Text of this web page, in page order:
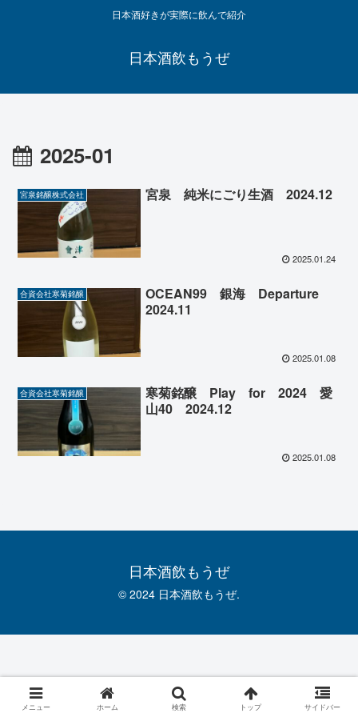
日本酒好きが実際に飲んで紹介
日本酒飲もうぜ
2025-01
宮泉銘醸株式会社 宮泉 純米にごり生酒 2024.12
2025.01.24
合資会社寒菊銘醸
OCEAN99 銀海 Departure
2024.11
2025.01.08
合資会社寒菊銘醸
寒菊銘醸 Play for 2024 愛
山40 2024.12
2025.01.08
日本酒飲もうぜ
© 2024 日本酒飲もうぜ.
メニュー ホーム 検索 トップ サイドバー